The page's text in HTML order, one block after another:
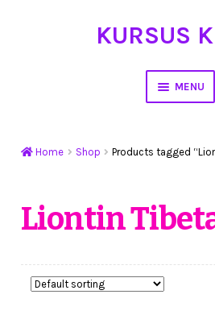
KURSUS
MENU
Workshop Membuat Bunga
My Account
Home Shop Products tagged
Liontin